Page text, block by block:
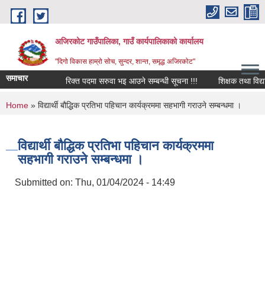
Skip to main content
अजिरकोट गाउँपालिका, गाउँ कार्यपालिकाको कार्यालय
"दिगो विकास हाम्रो सोच, सुन्दर, शान्त, समृद्ध अजिरकोट"
समाचार रिक्त पदमा सरुवा भइ आउने सम्बन्धी सूचना !!! शिक्षक तथा
You are here
Home » विद्यार्थी बौद्धिक प्रतिभा पहिचान कार्यक्रममा सहभागी गराउने सम्बन्धमा ।
विद्यार्थी बौद्धिक प्रतिभा पहिचान कार्यक्रममा
सहभागी गराउने सम्बन्धमा ।
Submitted on: Thu, 01/04/2024 - 14:49